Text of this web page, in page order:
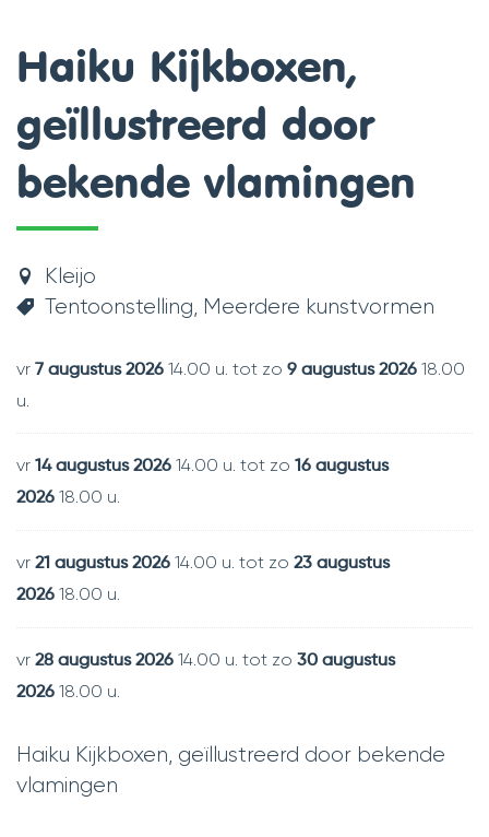
Haiku Kijkboxen,
geïllustreerd door
bekende vlamingen
Kleijo
Tentoonstelling Meerdere kunstvormen
vr 7 augustus 2026 14.00 u. tot zo 9 augustus 2026 18.00
u.
vr 14 augustus 2026 14.00 u. tot zo 16 augustus
2026 18.00 u.
vr 21 augustus 2026 14.00 u. tot zo 23 augustus
2026 18.00 u.
vr 28 augustus 2026 14.00 u. tot zo 30 augustus
2026 18.00 u.
Haiku Kijkboxen, geïllustreerd door bekende
vlamingen